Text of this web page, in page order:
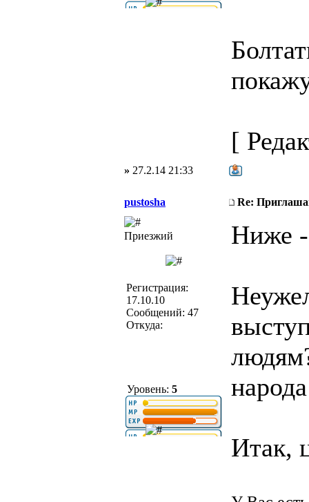
[
» 27.2.14 21:33
pustosha Re:
Приезжий
Регистрация:
17.10.10
Сообщений: 47
Откуда:
Уровень: 5
Ниже -
Итак,